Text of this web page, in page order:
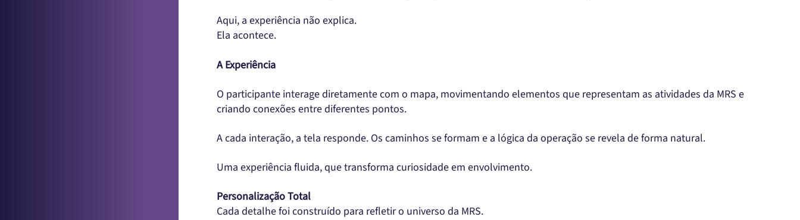
Aqui, a experiência não explica.
Ela acontece.
A Experiência
O participante interage diretamente com o mapa, movimentando elementos que representam as atividades da MRS e
criando conexões entre diferentes pontos.
A cada interação, a tela responde. Os caminhos se formam e a lógica da operação se revela de forma natural.
Uma experiência fluida, que transforma curiosidade em envolvimento.
Personalização Total
Cada detalhe foi construído para refletir o universo da MRS.